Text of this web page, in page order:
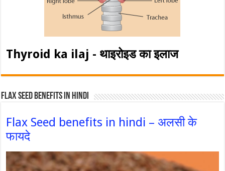
Thyroid ka ilaj - थाइरोइड का इलाज
Flax Seed Benefits in hindi
Flax Seed benefits in hindi – अलसी के
फायदे